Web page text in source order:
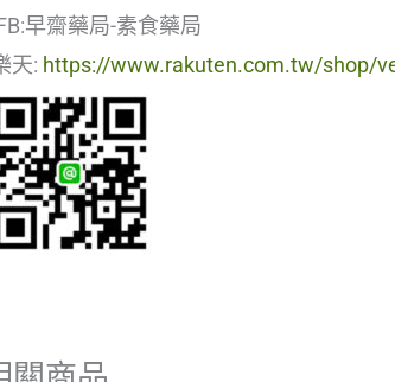
早齋藥局-素食藥局
天: https://www.rakuten.com.tw/shop/